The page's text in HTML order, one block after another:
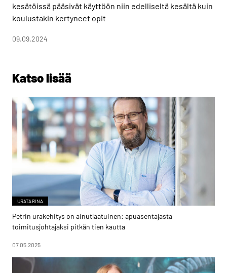
kesätöissä pääsivät käyttöön niin edelliseltä kesältä kuin
koulustakin kertyneet opit
09.09.2024
Katso lisää
URATARINA
Petrin urakehitys on ainutlaatuinen: apuasentajasta
toimitusjohtajaksi pitkän tien kautta
07.05.2025